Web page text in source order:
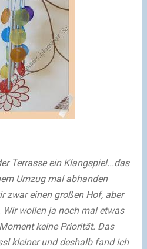
Terrasse ein Klangspiel...das
Umzug mal abhanden
zwar einen großen Hof, aber
wollen ja noch mal etwas
keine Priorität. Das
kleiner und deshalb fand ich